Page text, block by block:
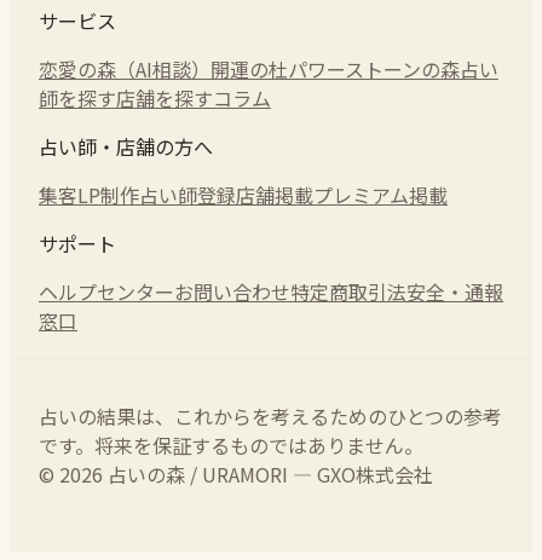
サービス
恋愛の森（AI相談） 開運の杜パワーストーンの森占い
師を探す店舗を探すコラム
占い師・店舗の方へ
集客LP制作占い師登録店舗掲載プレミアム掲載
サポート
ヘルプセンターお問い合わせ特定商取引法安全・通報
窓口
占いの結果は、これからを考えるためのひとつの参考
です。将来を保証するものではありません。
© 2026 占いの森 / URAMORI — GXO株式会社